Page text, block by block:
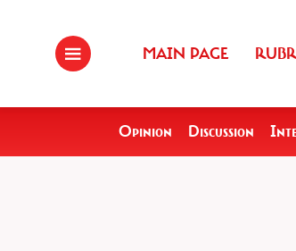
MAIN PAGE
Opinion Discussion